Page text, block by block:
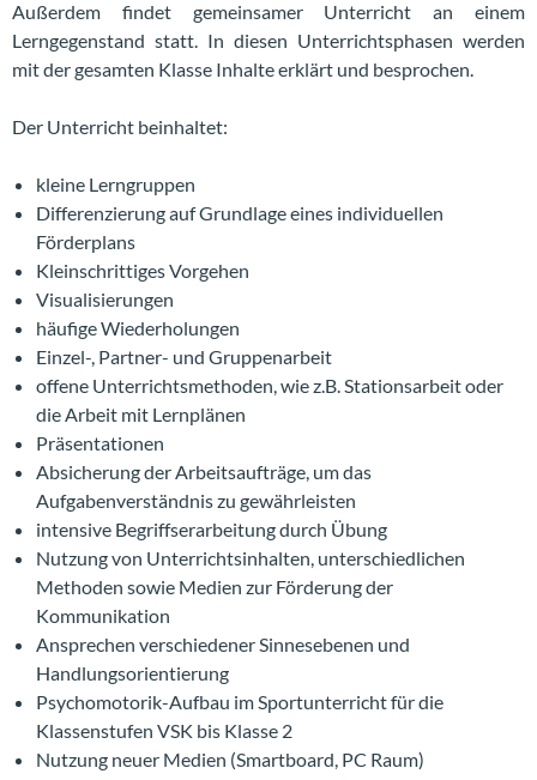
Außerdem findet gemeinsamer Unterricht an einem
Lerngegenstand statt. In diesen Unterrichtsphasen werden
mit der gesamten Klasse Inhalte erklärt und besprochen.
Der Unterricht beinhaltet:
kleine Lerngruppen
Differenzierung auf Grundlage eines individuellen
Förderplans
Kleinschrittiges Vorgehen
Visualisierungen
häufige Wiederholungen
Einzel-, Partner- und Gruppenarbeit
offene Unterrichtsmethoden, wie z.B. Stationsarbeit oder
die Arbeit mit Lernplänen
Präsentationen
Absicherung der Arbeitsaufträge, um das
Aufgabenverständnis zu gewährleisten
intensive Begriffserarbeitung durch Übung
Nutzung von Unterrichtsinhalten, unterschiedlichen
Methoden sowie Medien zur Förderung der
Kommunikation
Ansprechen verschiedener Sinnesebenen und
Handlungsorientierung
Psychomotorik-Aufbau im Sportunterricht für die
Klassenstufen VSK bis Klasse 2
Nutzung neuer Medien (Smartboard, PC Raum)